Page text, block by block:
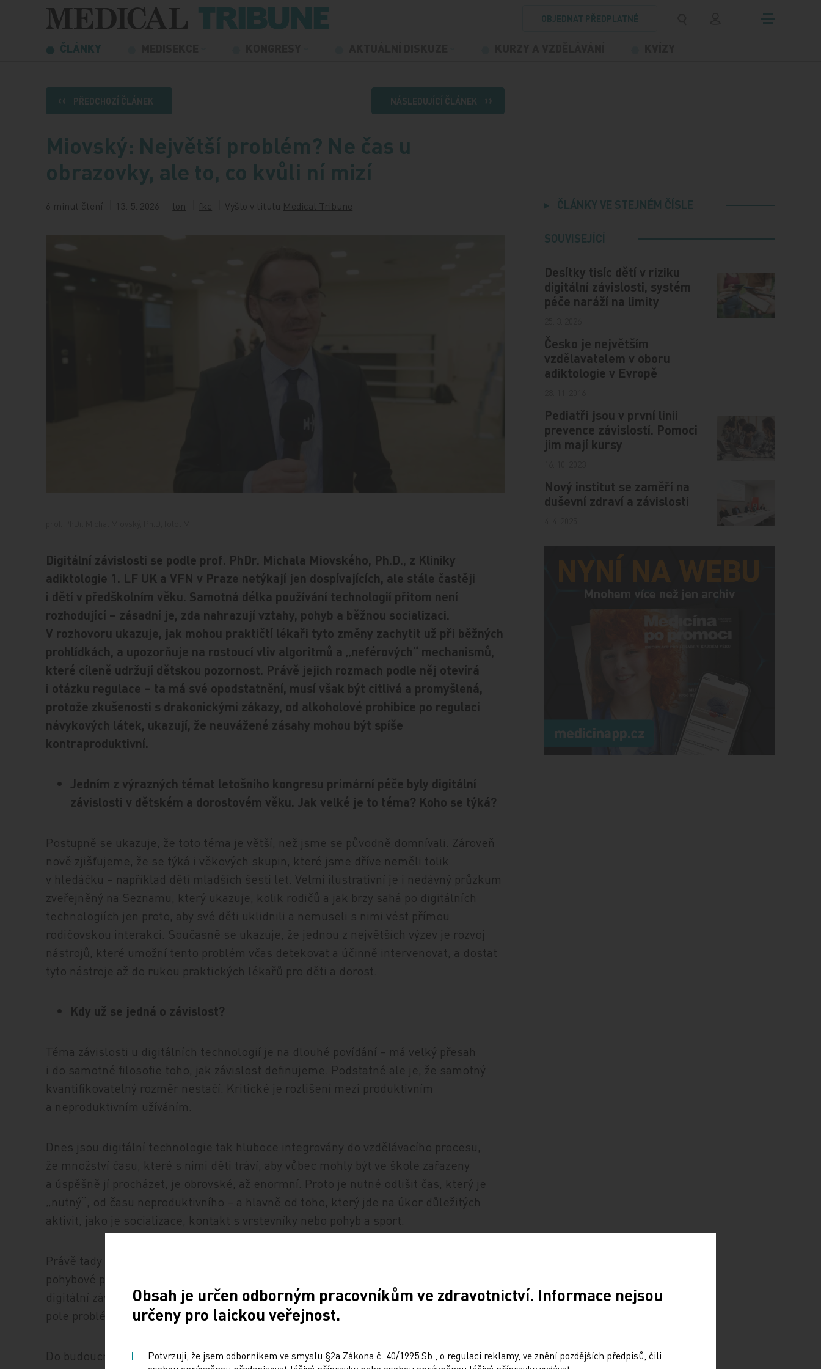
Přeskočit na obsah
OBJEDNAT PŘEDPLATNÉ
ČLÁNKY
PŘEDCHOZÍ ČLÁNEK NÁSLEDUJÍCÍ ČLÁNEK
Miovský: Největší problém? Ne čas u
obrazovky, ale to, co kvůli ní mizí
6 minut čtení 13. 5. 2026 lon fkc Vyšlo v titulu Medical Tribune
Digitální závislosti se podle prof. PhDr. Michala Miovského, Ph.D., z Kliniky
adiktologie 1. LF UK a VFN v Praze netýkají jen dospívajících, ale stále častěji
i dětí v předškolním věku. Samotná délka používání technologií přitom není
rozhodující – zásadní je, zda nahrazují vztahy, pohyb a běžnou socializaci.
V rozhovoru ukazuje, jak mohou praktičtí lékaři tyto změny zachytit už při běžných
prohlídkách, a upozorňuje na rostoucí vliv algoritmů a „neférových“ mechanismů,
které cíleně udržují dětskou pozornost. Právě jejich rozmach podle něj otevírá
i otázku regulace – ta má své opodstatnění, musí však být citlivá a promyšlená,
protože zkušenosti s drakonickými zákazy, od alkoholové prohibice po regulaci
návykových látek, ukazují, že neuvážené zásahy mohou být spíše
kontraproduktivní.
Jedním z výrazných témat letošního kongresu primární péče byly digitální
závislosti v dětském a dorostovém věku. Jak velké je to téma? Koho se týká?
Postupně se ukazuje, že toto téma je větší, než jsme se původně domnívali. Zároveň
nově zjišťujeme, že se týká i věkových skupin, které jsme dříve neměli tolik
v hledáčku – například dětí mladších šesti let. Velmi ilustrativní je i nedávný průzkum
zveřejněný na Seznamu, který ukazuje, kolik rodičů a jak brzy sahá po digitálních
technologiích jen proto, aby své děti uklidnili a nemuseli s nimi vést přímou
rodičovskou interakci. Současně se ukazuje, že jednou z největších výzev je rozvoj
nástrojů, které umožní tento problém včas detekovat a účinně intervenovat, a dostat
tyto nástroje až do rukou praktických lékařů pro děti a dorost.
Kdy už se jedná o závislost?
Téma závislosti u digitálních technologií je na dlouhé povídání – má velký přesah
i do samotné filosofie toho, jak závislost definujeme. Podstatné ale je, že samotný
kvantifikovatelný rozměr nestačí. Kritické je rozlišení mezi produktivním
a neproduktivním užíváním.
Dnes jsou digitální technologie tak hluboce integrovány do vzdělávacího procesu,
že množství času, které s nimi děti tráví, aby vůbec mohly být ve škole zařazeny
a úspěšně jí procházet, je obrovské, až enormní. Proto je nutné odlišit čas, který je
„nutný“, od času neproduktivního – a hlavně od toho, který jde na úkor důležitých
aktivit, jako je socializace, kontakt s vrstevníky nebo pohyb a sport.
Právě tady se ukazuje interdisciplinarita tématu. S nadužíváním technologií narůstají
pohybové problémy, nadváha i výživové obtíže – jsou to propojené nádoby. Pojem
digitální závislosti je tak spíše integrativní a je potřeba za ním vidět mnohem širší
pole problémů, které se týkají nejen zdraví, ale i výchovného procesu a rodičovství.
Do budoucna bude velkou otázkou, co s rodiči. Ti za svými dětmi často zaostávají
ČLÁNKY VE STEJNÉM ČÍSLE
SOUVISEJÍCÍ
Desítky tisíc dětí v riziku
digitální závislosti, systém
péče naráží na limity
Česko je největším
vzdělavatelem v oboru
adiktologie v Evropě
Pediatři jsou v první linii
prevence závislostí. Pomoci
jim mají kursy
Nový institut se zaměří na
duševní zdraví a závislosti
Obsah je určen odborným pracovníkům ve zdravotnictví. Informace nejsou
určeny pro laickou veřejnost.
Potvrzuji, že jsem odborníkem ve smyslu §2a Zákona č. 40/1995 Sb., o regulaci reklamy, ve znění pozdějších předpisů, čili